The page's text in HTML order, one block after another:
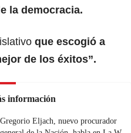
la democracia.
que escogió a
de los éxitos”.
información
Gregorio Eljach, nuevo procurador